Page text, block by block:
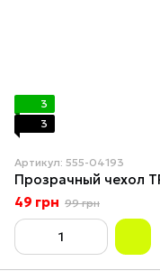
3
3
Артикул: 555-04193
Прозрачный чехол
49 грн 99 грн